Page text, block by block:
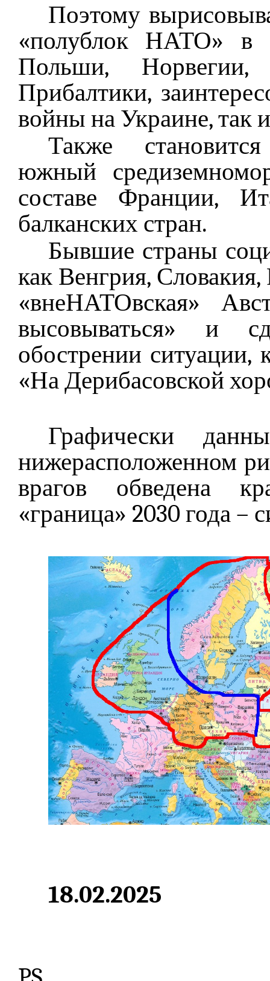
Поэтому
«полублок НАТО» в
Польши,
Прибалтики,
войны на Украине, так
Также
южный
составе Франции,
балканских стран.
Бывшие страны
как Венгрия,
«внеНАТОвская»
высовываться» и
обострении
«На Дерибасовской
Графически
нижерасположенном
врагов обведена
«граница» 2030 года –
18.02.2025